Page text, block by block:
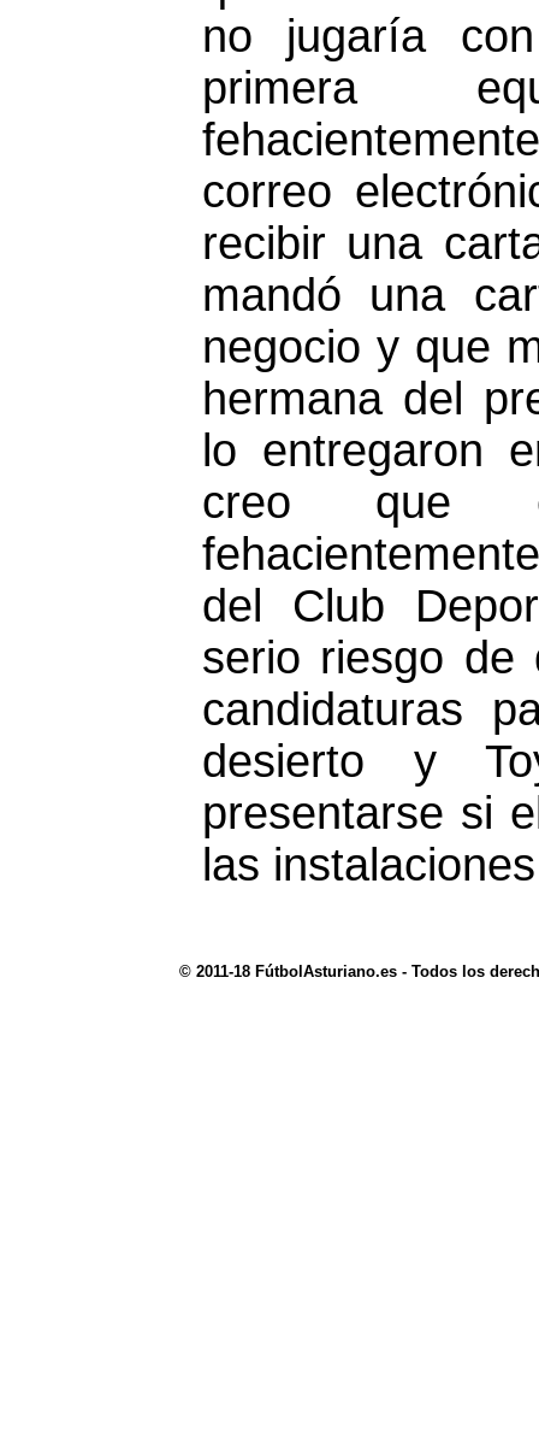
no jugaría
primera
correo
recibir una
mandó una
negocio y que
hermana del
lo entregaron
creo que
del Club
serio riesgo de
candidaturas
desierto y
presentarse si
las
© 2011-18 FútbolAsturiano.es - Todos los